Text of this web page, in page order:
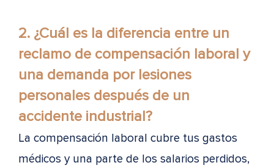
2. ¿Cuál es la diferencia entre un
reclamo de compensación laboral y
una demanda por lesiones
personales después de un
accidente industrial?
La compensación laboral cubre tus gastos
médicos y una parte de los salarios perdidos,